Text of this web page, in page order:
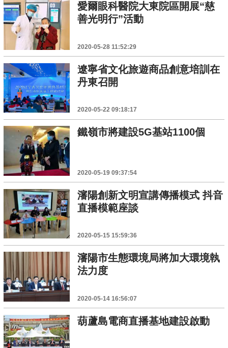
愛爾眼科醫院大東院區開展“慈
善光明行”活動
2020-05-28 11:52:29
遼寧省文化旅遊商品創意培訓在
丹東召開
2020-05-22 09:18:17
鐵嶺市將建設5G基站1100個
2020-05-19 09:37:54
瀋陽創新文明宣講傳播模式 抖音
直播模範座談
2020-05-15 15:59:36
瀋陽市生態環境局將加大環境執
法力度
2020-05-14 16:56:07
葫蘆島電商直播基地建設啟動